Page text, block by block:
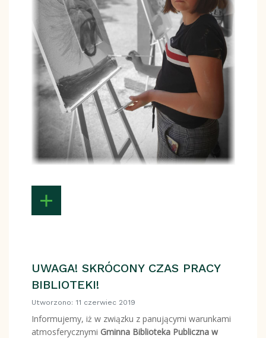
UWAGA! SKRÓCONY CZAS PRACY
BIBLIOTEKI!
Utworzono: 11 czerwiec 2019
Informujemy, iż w związku z panującymi warunkami
atmosferycznymi Gminna Biblioteka Publiczna w